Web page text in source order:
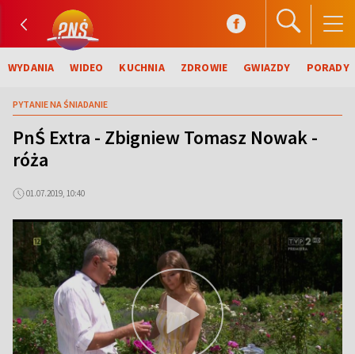
WYDANIA WIDEO KUCHNIA ZDROWIE GWIAZDY PORADY
PYTANIE NA ŚNIADANIE
PnŚ Extra - Zbigniew Tomasz Nowak -
róża
01.07.2019, 10:40